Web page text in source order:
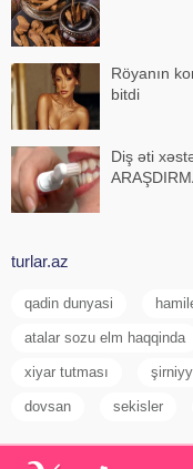
Röyanın
bitdi
Diş əti
turlar.az
qadin dunyasi
atalar sozu elm haqqinda
xiyar tutması
dovsan sekisler